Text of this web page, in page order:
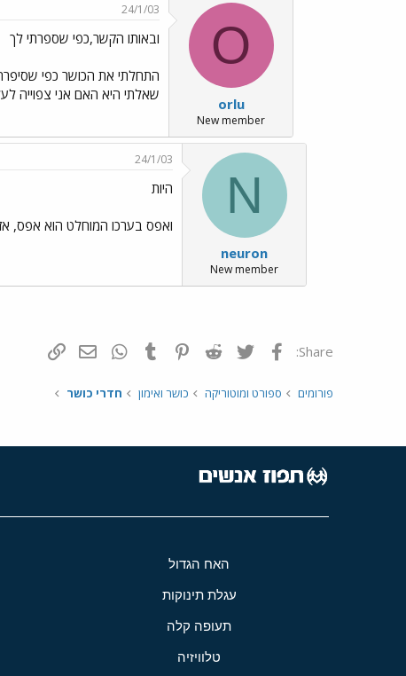
O
orlu
New member
24/1/03
ובאותו הקשר,כפי שספרתי לך
התחלתי את הכושר כפי
שאלתי היא האם אני צפוייה
N
neuron
New member
24/1/03
היות
ואפס בערכו המוחלט הוא אפס,
Share: פייסבוק Twitter
Reddit
Pinterest
Tumblr
WhatsAppדואר אלקטרוני
פורומים ספורט ומוטוריקה כושר ואימון חדרי כושר
האח הגדול
עגלת תינוקות
תעופה קלה
טלוויזיה